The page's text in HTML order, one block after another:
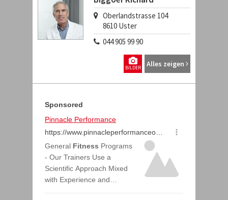
Oberlandstrasse 104
8610 Uster
044 905 99 90
Alles zeigen
BILDER